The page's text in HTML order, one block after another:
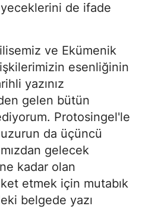
de ifade
ve Ekümenik
esenliğinin
yazınız
gelen bütün
Protosingel'le
da üçüncü
gelecek
kadar olan
etmek için mutabık
belgede yazı